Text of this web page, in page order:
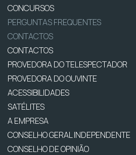
CONCURSOS
PERGUNTAS FREQUENTES
CONTACTOS
CONTACTOS
PROVEDORA DO TELESPECTADOR
PROVEDORA DO OUVINTE
ACESSIBILIDADES
SATÉLITES
A EMPRESA
CONSELHO GERAL INDEPENDENTE
CONSELHO DE OPINIÃO